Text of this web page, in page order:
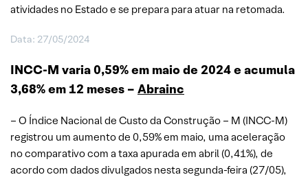
atividades no Estado e se prepara para atuar na retomada.
Data: 27/05/2024
INCC-M varia 0,59% em maio de 2024 e acumula
3,68% em 12 meses – Abrainc
– O Índice Nacional de Custo da Construção – M (INCC-M)
registrou um aumento de 0,59% em maio, uma aceleração
no comparativo com a taxa apurada em abril (0,41%), de
acordo com dados divulgados nesta segunda-feira (27/05),